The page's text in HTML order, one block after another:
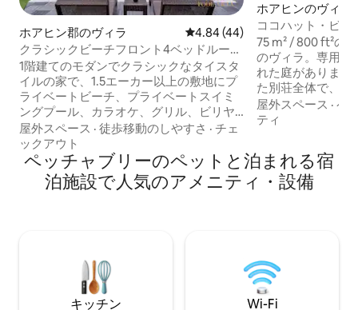
ホアヒン郡のヴィラ レビュー44件、5つ星中4.84つ
4.84 (44)
クラシックビーチフロント4ベッドルーム
（チャアム-フアヒン）
1階建てのモダンでクラシックなタイスタ
イルの家で、1.5エーカー以上の敷地にプ
ライベートビーチ、プライベートスイミ
ングプール、カラオケ、グリル、ビリヤ
ード台があります。 - 大きなリビングル
ーム、海の景色、プライベートビーチ、
大きなソファ、快適な海辺の雰囲気 -グリ
ルとヨーロッパのキッチン、電気ストー
ブ、フルキッチン用品 -カラオケ、スマー
ートまで車で3分 - ホアヒンのトンネルま
でわずか100メートル - ヴェネツィア・ホ
アヒンの向かい側 - 車で10〜15分で
屋外スペース · 徒歩移動のしやすさ · チェ
ックアウト
ホアヒンのヴィラ
ココハット・ビ
宿泊可能|専用砂浜
75 m² / 800 ft²の
のヴィラ。専用プ
れた庭があります
た別荘全体で、ゲ
があります。リゾ
はありません。4
1.7mで泳げる、
ッド ▪ キングベッ
台：2つの就寝エ
ルキッチン（屋
お気にいりに登録
屋外スペース ·ペ
ティ
ペッチャブリーのペットと泊まれる宿
泊施設で人気のアメニティ・設備
キッチン Wi-Fi